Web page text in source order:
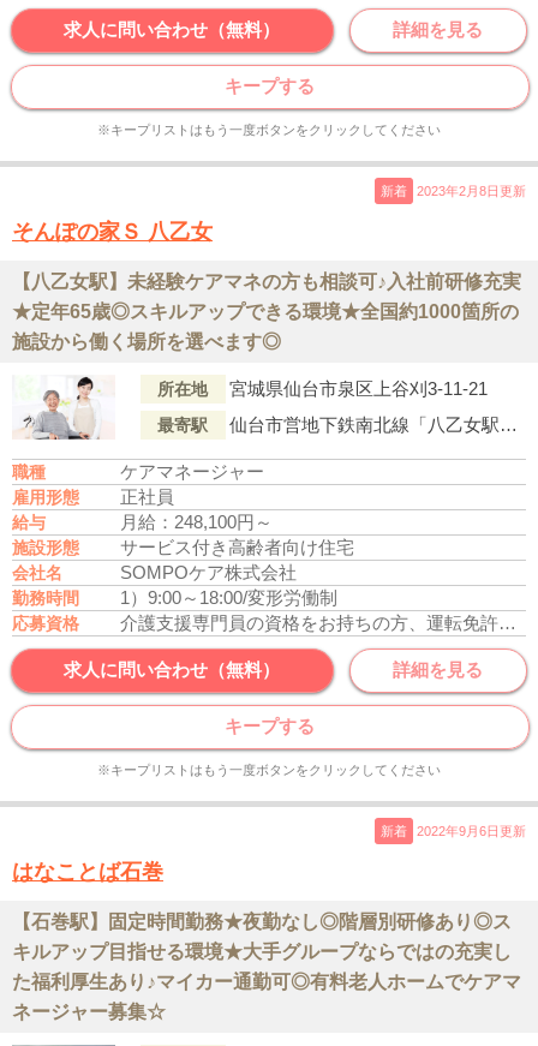
求人に問い合わせ（無料） 詳細を見る
キープする
※キープリストはもう一度ボタンをクリックしてください
新着 2023年2月8日更新
そんぽの家Ｓ 八乙女
【八乙女駅】未経験ケアマネの方も相談可♪入社前研修充実
★定年65歳◎スキルアップできる環境★全国約1000箇所の
施設から働く場所を選べます◎
所在地 宮城県仙台市泉区上谷刈3-11-21
最寄駅 仙台市営地下鉄南北線「八乙女駅」より市バス『北環状線経由・南吉成』行「上谷刈三丁目（バス停）」下車徒歩4分
職種 ケアマネージャー
雇用形態 正社員
給与 月給：248,100円～
施設形態 サービス付き高齢者向け住宅
会社名 SOMPOケア株式会社
勤務時間 1）9:00～18:00/変形労働制
応募資格 介護支援専門員の資格をお持ちの方、運転免許あれば尚可
求人に問い合わせ（無料） 詳細を見る
キープする
※キープリストはもう一度ボタンをクリックしてください
新着 2022年9月6日更新
はなことば石巻
【石巻駅】固定時間勤務★夜勤なし◎階層別研修あり◎ス
キルアップ目指せる環境★大手グループならではの充実し
た福利厚生あり♪マイカー通勤可◎有料老人ホームでケアマ
ネージャー募集☆